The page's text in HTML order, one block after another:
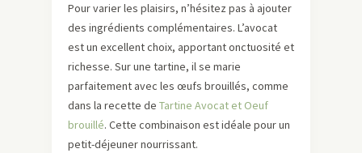
Pour varier les plaisirs, n’hésitez pas à ajouter
des ingrédients complémentaires. L’avocat
est un excellent choix, apportant onctuosité et
richesse. Sur une tartine, il se marie
parfaitement avec les œufs brouillés, comme
dans la recette de Tartine Avocat et Oeuf
brouillé. Cette combinaison est idéale pour un
petit-déjeuner nourrissant.